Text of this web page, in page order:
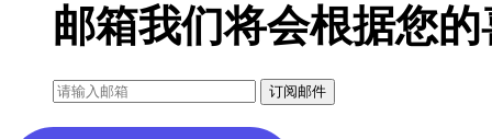
邮箱我们将会根据您
订阅邮件